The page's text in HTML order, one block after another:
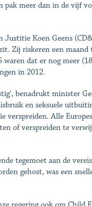
meer dan in de vijf
Koen Geens
Zij riskeren een maand
dat er nog meer
in 2012.
benadrukt minister
en seksuele
verspreiden. Alle
of verspreiden te
tegemoet aan de
gehost, was een